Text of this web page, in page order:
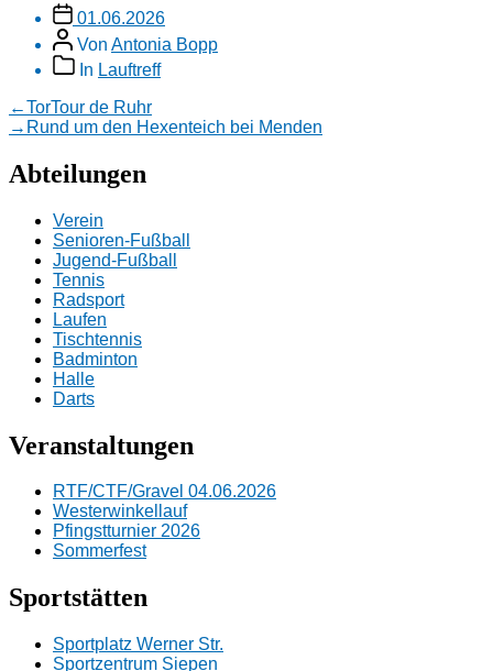
Veröffentlichungsdatum
01.06.2026
Beitragsautor
Von Antonia Bopp
Beitragskategorien
In Lauftreff
Beitragsnavigation
←Vorheriger
Beitrag:
TorTour de Ruhr
→ Nächster
Rund um den Hexenteich bei Menden
Abteilungen
Verein
Senioren-Fußball
Jugend-Fußball
Tennis
Radsport
Laufen
Tischtennis
Badminton
Halle
Darts
Veranstaltungen
RTF/CTF/Gravel 04.06.2026
Westerwinkellauf
Pfingstturnier 2026
Sommerfest
Sportstätten
Sportplatz Werner Str.
Sportzentrum Siepen